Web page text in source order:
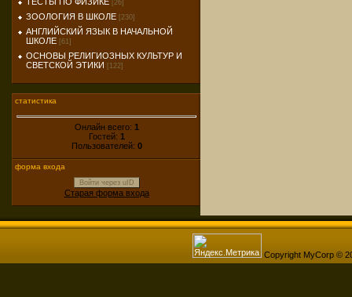
[26]
ЗООЛОГИЯ В ШКОЛЕ [230]
АНГЛИЙСКИЙ ЯЗЫК В НАЧАЛЬНОЙ
ШКОЛЕ [61]
ОСНОВЫ РЕЛИГИОЗНЫХ КУЛЬТУР И
СВЕТСКОЙ ЭТИКИ [122]
статистика
Онлайн всего: 1
Гостей: 1
Пользователей: 0
форма входа
Войти через uID
Старая форма входа
Copyright MyCorp ©